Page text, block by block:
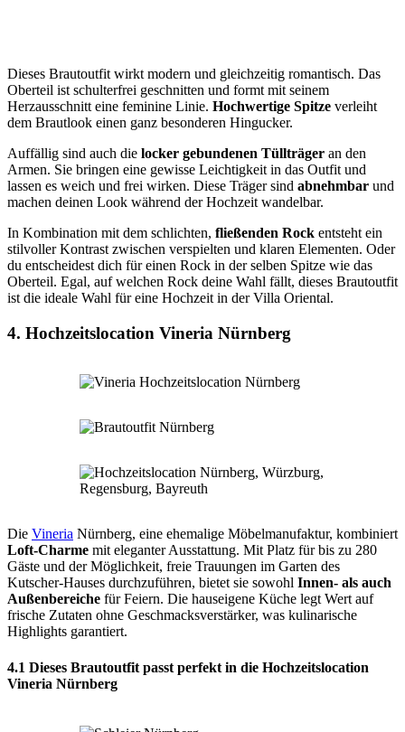
Dieses Brautoutfit wirkt modern und gleichzeitig romantisch. Das
Oberteil ist schulterfrei geschnitten und formt mit seinem
Herzausschnitt eine feminine Linie. Hochwertige Spitze verleiht
dem Brautlook einen ganz besonderen Hingucker.
Auffällig sind auch die locker gebundenen Tüllträger an den
Armen. Sie bringen eine gewisse Leichtigkeit in das Outfit und
lassen es weich und frei wirken. Diese Träger sind abnehmbar und
machen deinen Look während der Hochzeit wandelbar.
In Kombination mit dem schlichten, fließenden Rock entsteht ein
stilvoller Kontrast zwischen verspielten und klaren Elementen. Oder
du entscheidest dich für einen Rock in der selben Spitze wie das
Oberteil. Egal, auf welchen Rock deine Wahl fällt, dieses Brautoutfit
ist die ideale Wahl für eine Hochzeit in der Villa Oriental.
4. Hochzeitslocation Vineria Nürnberg
Die Vineria Nürnberg, eine ehemalige Möbelmanufaktur, kombiniert
Loft-Charme mit eleganter Ausstattung. Mit Platz für bis zu 280
Gäste und der Möglichkeit, freie Trauungen im Garten des
Kutscher-Hauses durchzuführen, bietet sie sowohl Innen- als auch
Außenbereiche für Feiern. Die hauseigene Küche legt Wert auf
frische Zutaten ohne Geschmacksverstärker, was kulinarische
Highlights garantiert.
4.1 Dieses Brautoutfit passt perfekt in die Hochzeitslocation
Vineria Nürnberg